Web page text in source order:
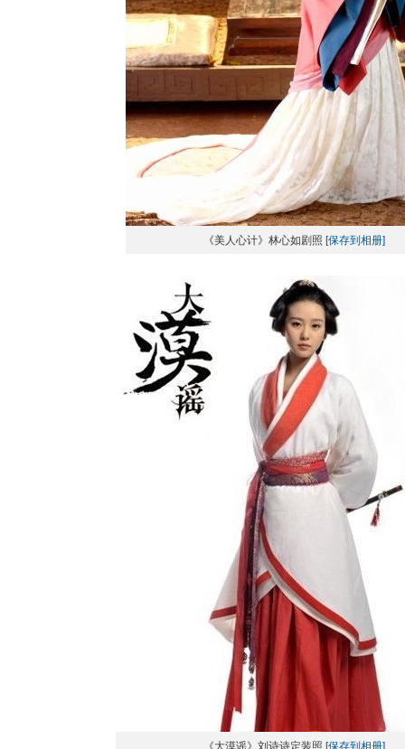
《美人心计》林心如剧照 [保存到相册]
《大漠谣》刘诗诗定装照 [保存到相册]